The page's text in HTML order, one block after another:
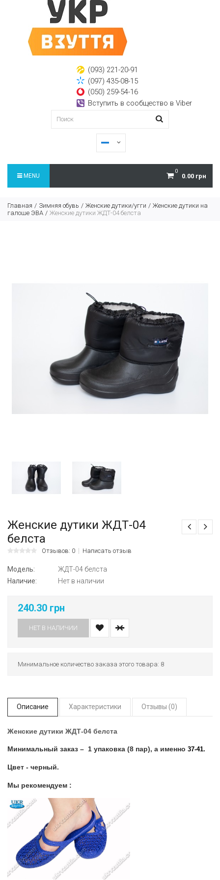
(093) 221-20-91
(097) 435-08-15
(050) 259-54-16
Вступить в сообщество в Viber
0
0.00 грн
MENU
Главная Зимняя обувь Женские дутики/угги
Женские дутики на
галоше ЭВА
Женские дутики ЖДТ-04 белста
Женские дутики ЖДТ-04
белста
Отзывов: 0 Написать отзыв
Модель:
ЖДТ-04 белста
Наличие:
Нет в наличии
240.30 грн
НЕТ В НАЛИЧИИ
Минимальное количество заказа этого товара: 8
Описание Характеристики Отзывы (0)
Женские дутики ЖДТ-04 белста
Минимальный заказ – 1 упаковка (8 пар), а именно 37-41.
Цвет - черный.
Мы рекомендуем :